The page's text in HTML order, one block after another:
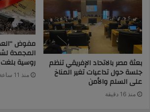
بعثة مصر بالاتحاد الإفريقي تنظم
جلسة حول تداعيات تغير المناخ
على السلم والأمن
منذ 16 دقيقة
مفوض
المجمدة
روسية بلغت 10 مليارات يورو
منذ 11 ساعة